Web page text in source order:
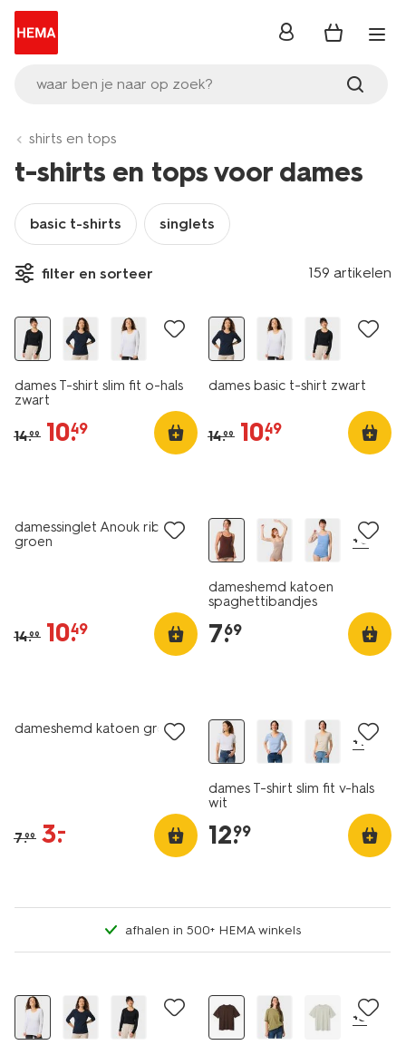
waar ben je naar op zoek?
inloggen
shirts en tops
t-shirts en tops voor dames
basic t-shirts singlets
filter en sorteer 159 artikelen
korting
dames T-shirt slim fit o-hals
zwart
14.99 10.
49
dames basic t-shirt zwart
14.99 10.
49
damessinglet Anouk rib
groen
14.99 10.
49
+6
dameshemd katoen
spaghettibandjes
7.
69
dameshemd katoen groen
7.99 3.
–
+1
dames T-shirt slim fit v-hals
wit
12.
99
afhalen in 500+ HEMA winkels
+3